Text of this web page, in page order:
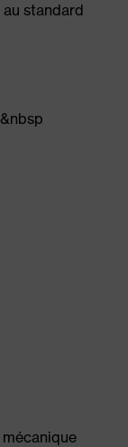
standard